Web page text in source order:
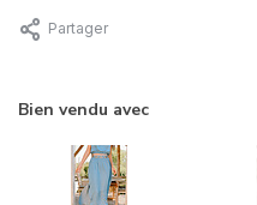
Partager
Bien vendu avec